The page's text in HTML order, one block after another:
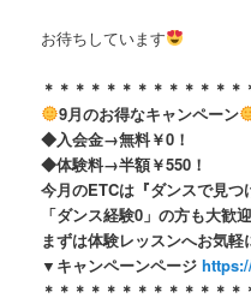
お待ちしています
＊＊＊＊＊＊＊＊＊＊＊＊＊
9月のお得なキャンペーン
◆入会金→無料￥0！
◆体験料→半額￥550！
今月のETCは『ダンスで見
「ダンス経験0」の方も大歓迎
まずは体験レッスンへお気
▼キャンペーンページ
＊＊＊＊＊＊＊＊＊＊＊＊＊